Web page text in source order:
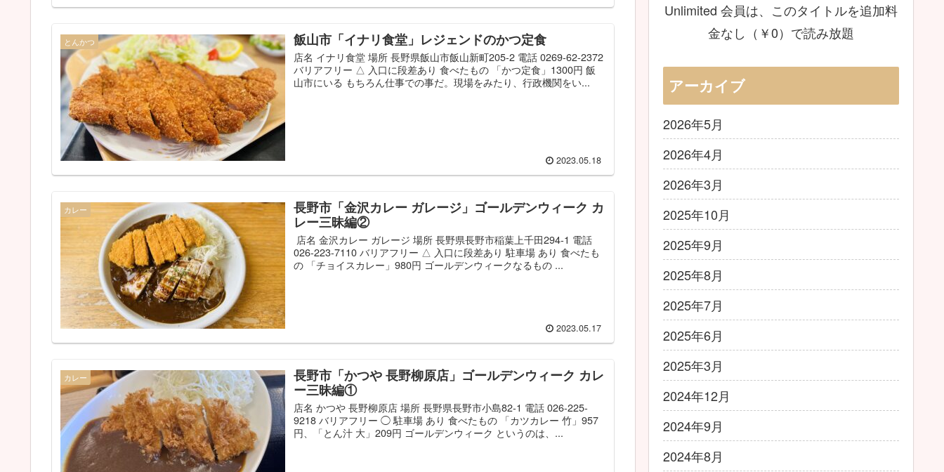
とんかつ 飯山市「イナリ食堂」レジェンドのかつ定食
店名 イナリ食堂 場所 長野県飯山市飯山新町205-2 電話 0269-62-2372
バリアフリー △ 入口に段差あり 食べたもの 「かつ定食」1300円 飯
山市にいる もちろん仕事での事だ。現場をみたり、行政機関をい...
2023.05.18
カレー
長野市「金沢カレー ガレージ」ゴールデンウィーク カ
レー三昧編②
店名 金沢カレー ガレージ 場所 長野県長野市稲葉上千田294-1 電話
026-223-7110 バリアフリー △ 入口に段差あり 駐車場 あり 食べたも
の 「チョイスカレー」980円 ゴールデンウィークなるもの ...
2023.05.17
カレー
長野市「かつや 長野柳原店」ゴールデンウィーク カレ
ー三昧編①
店名 かつや 長野柳原店 場所 長野県長野市小島82-1 電話 026-225-
9218 バリアフリー ◯ 駐車場 あり 食べたもの 「カツカレー 竹」957
円、「とん汁 大」209円 ゴールデンウィーク というのは、...
Unlimited 会員は、このタイトルを追加料
金なし（￥0）で読み放題
アーカイブ
2026年5月
2026年4月
2026年3月
2025年10月
2025年9月
2025年8月
2025年7月
2025年6月
2025年3月
2024年12月
2024年9月
2024年8月